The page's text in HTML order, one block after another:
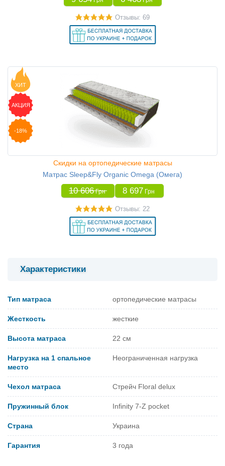
Отзывы: 69
ХИТ
АКЦИЯ
-18%
Скидки на ортопедические матрасы
Матрас Sleep&Fly Organic Omega (Омега)
10 606 Грн 8 697 Грн
Отзывы: 22
Характеристики
Тип матраса ортопедические матрасы
Жесткость жесткие
Высота матраса 22 см
Нагрузка на 1 спальное
место
Неограниченная нагрузка
Чехол матраса Стрейч Floral delux
Пружинный блок Infinity 7-Z pocket
Страна Украина
Гарантия 3 года